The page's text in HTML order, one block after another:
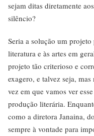
sejam ditas diretamente
silêncio?
Seria a solução um
literatura e às artes em
projeto tão criterioso e
exagero, e talvez seja,
vez em que vamos ver
produção literária.
como a diretora Janaina,
sempre à vontade para